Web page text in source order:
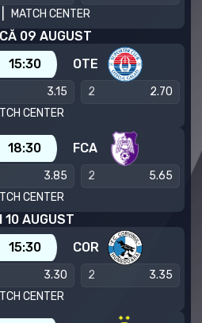
MATCH CENTER
09 AUGUST
15:30 OTE
3.15 2
2.70
CENTER
18:30 FCA
3.85 2
5.65
CENTER
10 AUGUST
15:30 COR
3.30 2
3.35
CENTER